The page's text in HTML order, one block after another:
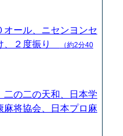
オール、ニセンヨンセ
、２度振り
（約2分40
二の二の天和、日本学
麻将協会、日本プロ麻